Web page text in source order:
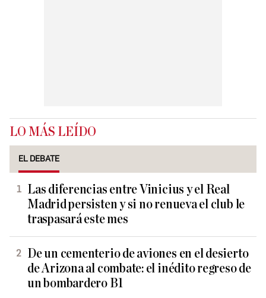
LO MÁS LEÍDO
EL DEBATE
Las diferencias entre Vinicius y el Real
Madrid persisten y si no renueva el club le
traspasará este mes
De un cementerio de aviones en el desierto
de Arizona al combate: el inédito regreso de
un bombardero B1